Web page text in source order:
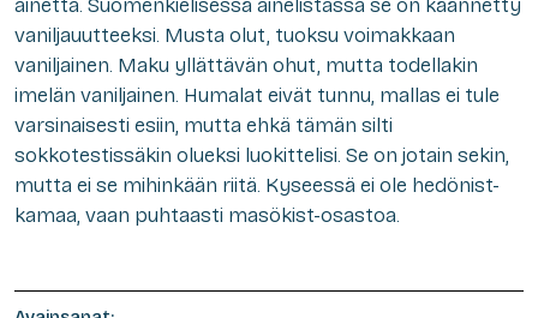
ainetta. Suomenkielisessä ainelistassa se on käännetty
vaniljauutteeksi. Musta olut, tuoksu voimakkaan
vaniljainen. Maku yllättävän ohut, mutta todellakin
imelän vaniljainen. Humalat eivät tunnu, mallas ei tule
varsinaisesti esiin, mutta ehkä tämän silti
sokkotestissäkin olueksi luokittelisi. Se on jotain sekin,
mutta ei se mihinkään riitä. Kyseessä ei ole hedönist-
kamaa, vaan puhtaasti masökist-osastoa.